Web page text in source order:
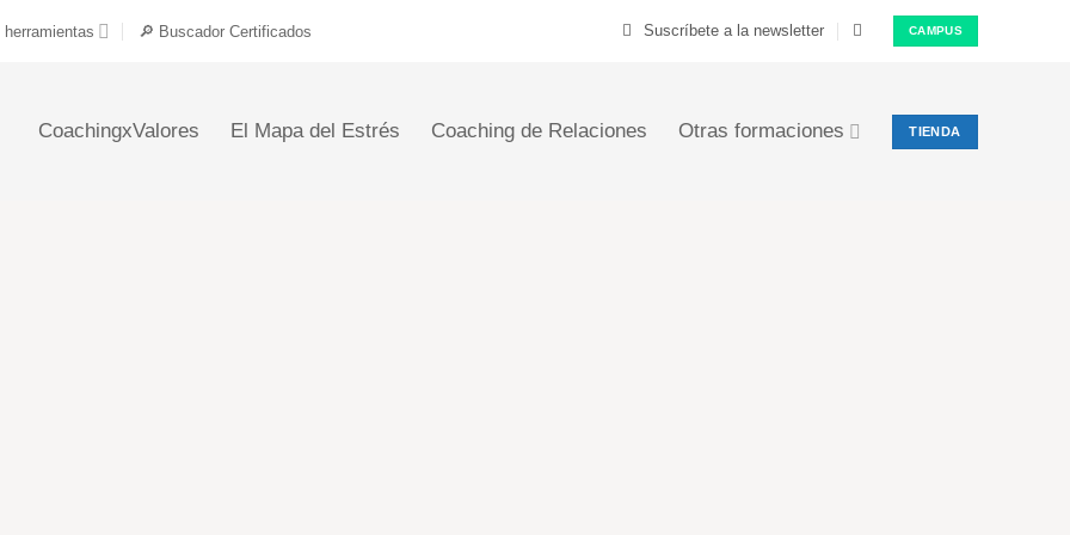
herramientas 🔎 Buscador Certificados Suscríbete a la newsletter CAMPUS
CoachingxValores El Mapa del Estrés Coaching de Relaciones Otras formaciones TIENDA